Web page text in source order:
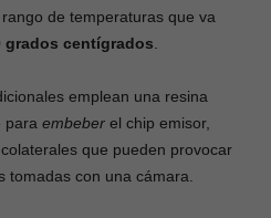
de temperaturas que va
grados centígrados
emplean una resina
para embeber el chip emisor,
que pueden provocar
tomadas con una cámara.